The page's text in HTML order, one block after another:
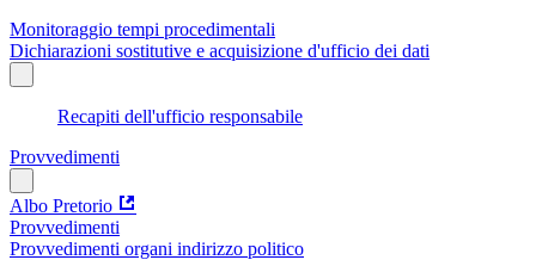
Monitoraggio tempi procedimentali
Dichiarazioni sostitutive e acquisizione d'ufficio dei dati
Recapiti dell'ufficio responsabile
Provvedimenti
Albo Pretorio
Provvedimenti
Provvedimenti organi indirizzo politico